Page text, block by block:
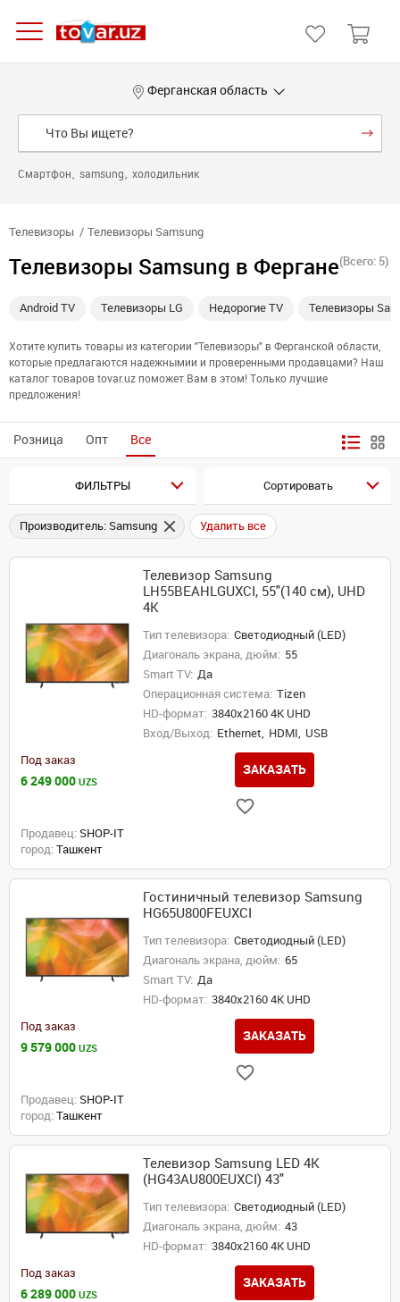
Ферганская область
Смартфон samsung холодильник
Телевизоры Телевизоры Samsung
Телевизоры Samsung в Фергане(Всего: 5)
Android TV Телевизоры LG Недорогие TV Телевизоры
Хотите купить товары из категории "Телевизоры" в Ферганской области,
которые предлагаются надежнымии и проверенными продавцами? Наш
каталог товаров tovar.uz поможет Вам в этом! Только лучшие
предложения!
Розница Опт Все
ФИЛЬТРЫ Сортировать
Производитель: Samsung Удалить все
Телевизор Samsung
LH55BEAHLGUXCI, 55"(140 см), UHD
4K
Тип телевизора: Светодиодный (LED)
Диагональ экрана, дюйм: 55
Smart TV: Да
Операционная система: Tizen
HD-формат: 3840x2160 4K UHD
Вход/Выход: Ethernet, HDMI, USB
Под заказ
6 249 000 UZS
ЗАКАЗАТЬ
Продавец: SHOP-IT
город: Ташкент
Гостиничный телевизор Samsung
HG65U800FEUXCI
Тип телевизора: Светодиодный (LED)
Диагональ экрана, дюйм: 65
Smart TV: Да
HD-формат: 3840x2160 4K UHD
Под заказ
9 579 000 UZS
ЗАКАЗАТЬ
Продавец: SHOP-IT
город: Ташкент
Телевизор Samsung LED 4K
(HG43AU800EUXCI) 43"
Тип телевизора: Светодиодный (LED)
Диагональ экрана, дюйм: 43
HD-формат: 3840x2160 4K UHD
Под заказ
6 289 000 UZS
ЗАКАЗАТЬ